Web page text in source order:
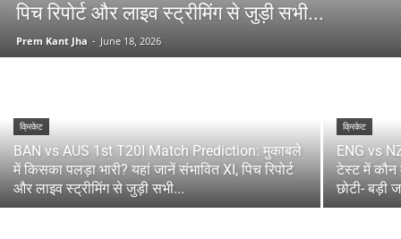
पिच रिपोर्ट और लाइव स्ट्रीमिंग से जुड़ी सभी...
Prem Kant Jha - June 18, 2026
क्रिकेट
BAN vs AUS 1st T20I Match Prediction: मुकाबले
में किसका पलड़ा भारी? यहां जानें संभावित XI, पिच रिपोर्ट
और लाइव स्ट्रीमिंग से जुड़ी सभी...
क्रिकेट
ENG vs
टेस्ट में कौन
छोटी- बड़ी